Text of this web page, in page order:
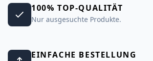
100% TOP-QUALITÄT
Nur ausgesuchte Produkte.
EINFACHE BESTELLUNG